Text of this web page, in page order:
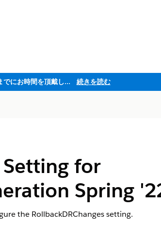
ただいま大変多くのお問い合わせをいただいており、ご連絡までにお時間を頂戴しております 続きを読む
Setting for
Spring
the RollbackDRChanges setting.